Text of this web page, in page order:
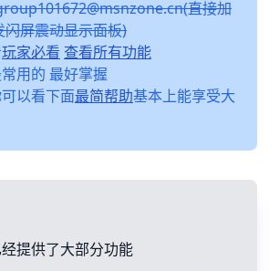
直接加
闪屏震动显示面板)
玩家必看 查看所有功能
用的 最好掌握
以看下面最简帮助基本上能享受大
提供了大部分功能